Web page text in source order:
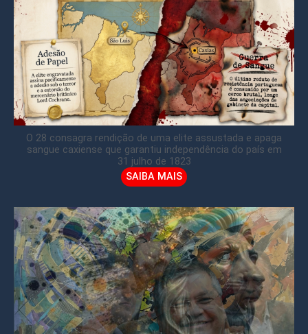
O 28 consagra rendição de uma elite assustada e apaga
sangue caxiense que garantiu independência do país em
31 julho de 1823
SAIBA MAIS